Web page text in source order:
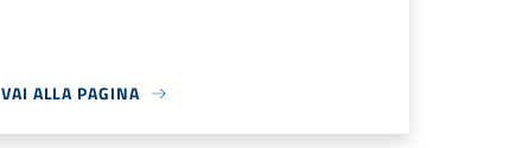
VAI ALLA PAGINA